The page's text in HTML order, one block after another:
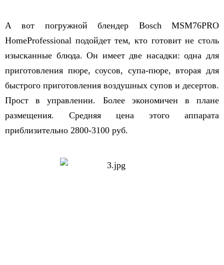
А вот погружной блендер Bosch MSM76PRO
HomeProfessional подойдет тем, кто готовит не столь
изысканные блюда. Он имеет две насадки: одна для
приготовления пюре, соусов, супа-пюре, вторая для
быстрого приготовления воздушных супов и десертов.
Прост в управлении. Более экономичен в плане
размещения. Средняя цена этого аппарата
приблизительно 2800-3100 руб.